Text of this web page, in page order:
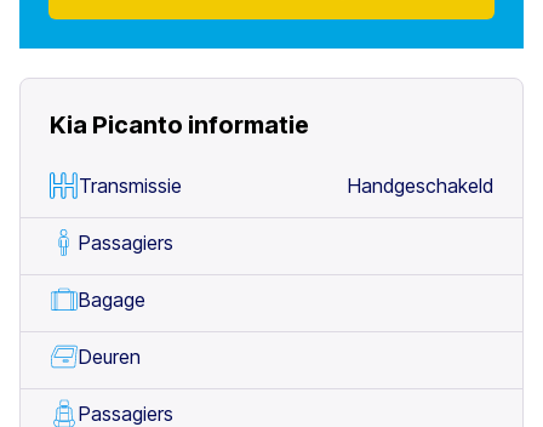
Kia Picanto informatie
Transmissie Handgeschakeld
Passagiers
Bagage
Deuren
Passagiers